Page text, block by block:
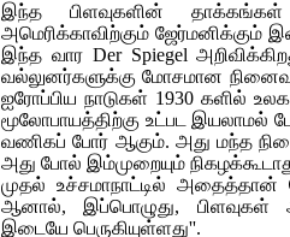
இந்த பிளவுகளின்
அமெரிக்காவிற்கும் ஜேர்மனிக்கும்
இந்த வார Der Spiegel
வல்லுனர்களுக்கு மோசமான
ஐரோப்பிய நாடுகள் 1930 களில்
மூலோபாயத்திற்கு உட்பட இயலாமல்
வணிகப் போர் ஆகும். அது மந்த
அது போல் இம்முறையும்
முதல் உச்சமாநாட்டில் அதைத்தான்
ஆனால், இப்பொழுது, பிளவுகள்
இடையே பெருகியுள்ளது''.